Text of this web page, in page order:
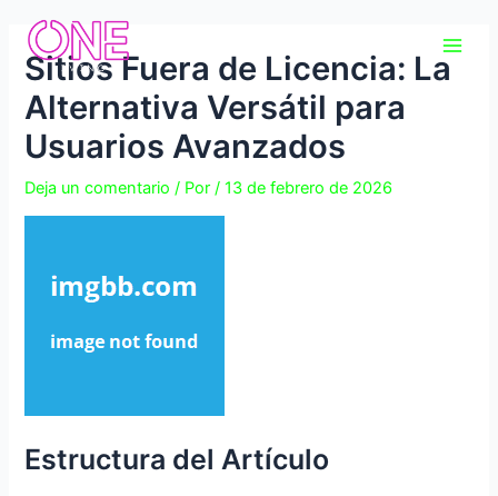
contenido
Sitios Fuera de Licencia: La
Alternativa Versátil para
Usuarios Avanzados
Deja un comentario / Por/13 de febrero de 2026
Estructura del Artículo
de
entradas